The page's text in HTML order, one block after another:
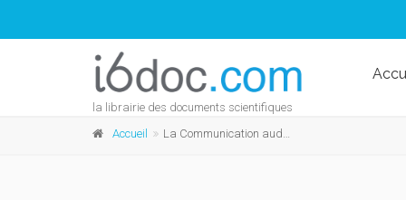
la librairie des documents scientifiques
Accueil La Communication audio-visuelle : entre réalité et fiction